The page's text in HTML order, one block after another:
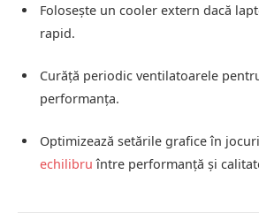
Folosește un cooler extern dacă
rapid.
Curăță periodic ventilatoarele
performanța.
Optimizează setările grafice în
echilibru între performanță și